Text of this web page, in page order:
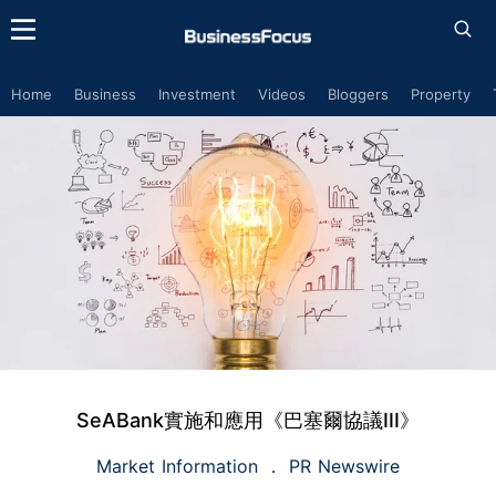
Home Business Investment Videos Bloggers Property
SeABank實施和應用《巴塞爾協議III》
Market Information PR Newswire